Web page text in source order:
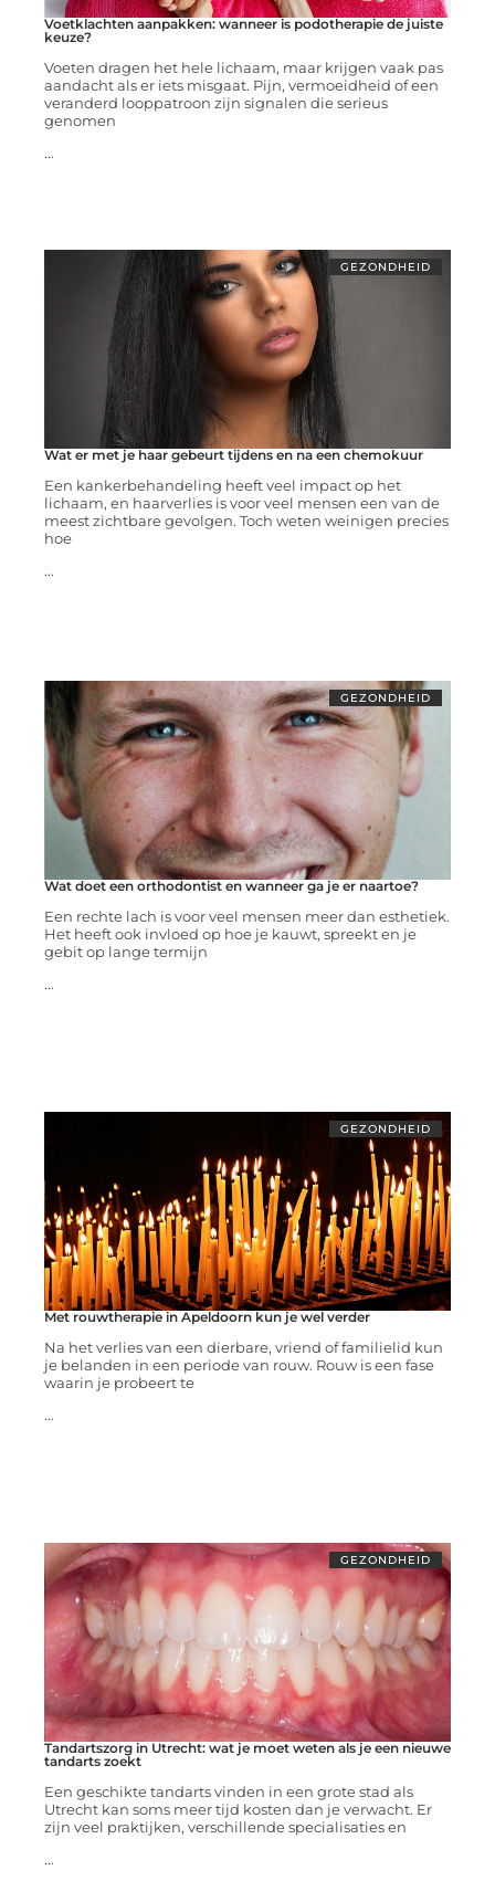
Voetklachten aanpakken: wanneer is podotherapie de juiste
keuze?
Voeten dragen het hele lichaam, maar krijgen vaak pas
aandacht als er iets misgaat. Pijn, vermoeidheid of een
veranderd looppatroon zijn signalen die serieus
genomen
...
GEZONDHEID
Wat er met je haar gebeurt tijdens en na een chemokuur
Een kankerbehandeling heeft veel impact op het
lichaam, en haarverlies is voor veel mensen een van de
meest zichtbare gevolgen. Toch weten weinigen precies
hoe
...
GEZONDHEID
Wat doet een orthodontist en wanneer ga je er naartoe?
Een rechte lach is voor veel mensen meer dan esthetiek.
Het heeft ook invloed op hoe je kauwt, spreekt en je
gebit op lange termijn
...
GEZONDHEID
Met rouwtherapie in Apeldoorn kun je wel verder
Na het verlies van een dierbare, vriend of familielid kun
je belanden in een periode van rouw. Rouw is een fase
waarin je probeert te
...
GEZONDHEID
Tandartszorg in Utrecht: wat je moet weten als je een nieuwe
tandarts zoekt
Een geschikte tandarts vinden in een grote stad als
Utrecht kan soms meer tijd kosten dan je verwacht. Er
zijn veel praktijken, verschillende specialisaties en
...